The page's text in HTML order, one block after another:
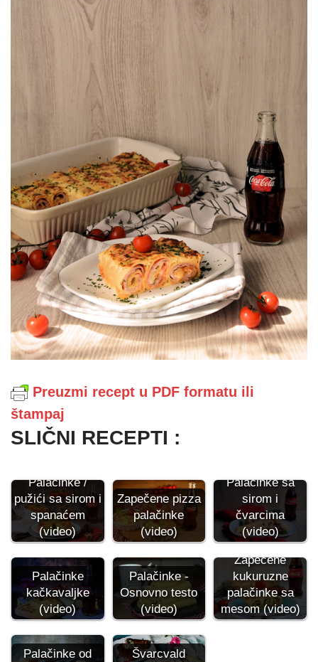
Preuzmi recept u PDF formatu ili
štampaj
SLIČNI RECEPTI :
Palačinke /
pužići sa sirom i
spanaćem
(video)
Zapečene pizza
palačinke
(video)
Palačinke sa
sirom i
čvarcima
(video)
Palačinke
kačkavaljke
(video)
Palačinke -
Osnovno testo
(video)
Zapečene
kukuruzne
palačinke sa
mesom (video)
Palačinke od
Švarcvald